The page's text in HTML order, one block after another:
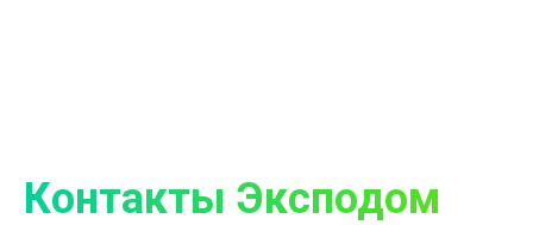
Контакты Эксподом